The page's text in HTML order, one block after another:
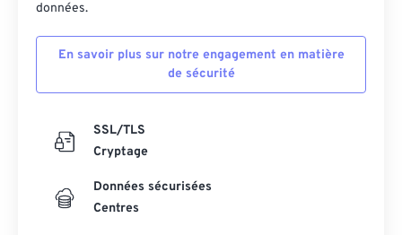
données.
En savoir plus sur notre engagement en matière
de sécurité
SSL/TLS
Cryptage
Données sécurisées
Centres